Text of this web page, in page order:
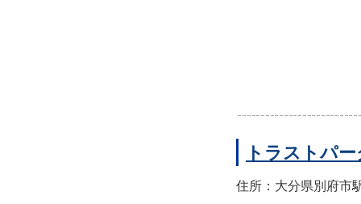
トラストパ
住所：大分県別府市